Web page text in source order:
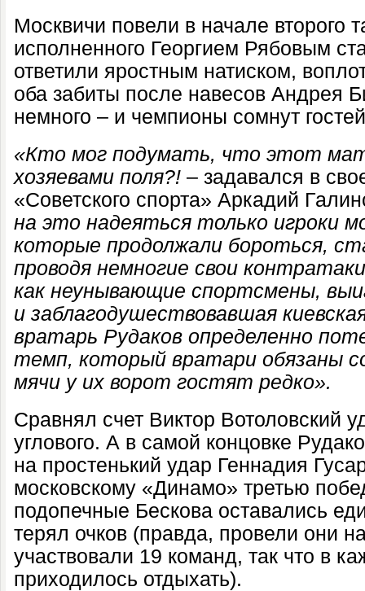
Москвичи повели в начале второго
исполненного Георгием Рябовым
ответили яростным натиском,
оба забиты после навесов Андрея
немного – и чемпионы сомнут
«Кто мог подумать, что этот
хозяевами поля?! – задавался в
«Советского спорта» Аркадий
на это надеяться только игроки
которые продолжали бороться,
проводя немногие свои
как неунывающие спортсмены,
и заблагодушествовавшая
вратарь Рудаков определенно
темп, который вратари обязаны
мячи у их ворот гостят редко».
Сравнял счет Виктор Вотоловский
углового. А в самой концовке
на простенький удар Геннадия
московскому «Динамо» третью
подопечные Бескова оставались
терял очков (правда, провели они
участвовали 19 команд, так что в
приходилось отдыхать).